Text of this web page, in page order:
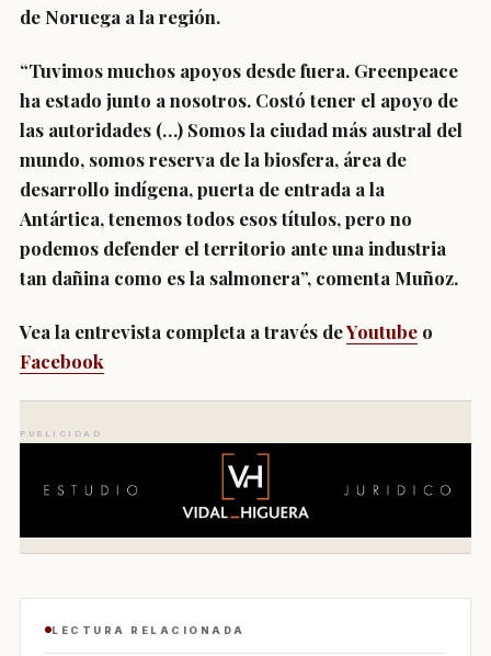
de Noruega a la región.
“Tuvimos muchos apoyos desde fuera. Greenpeace
ha estado junto a nosotros. Costó tener el apoyo de
las autoridades (…) Somos la ciudad más austral del
mundo, somos reserva de la biosfera, área de
desarrollo indígena, puerta de entrada a la
Antártica, tenemos todos esos títulos, pero no
podemos defender el territorio ante una industria
tan dañina como es la salmonera”, comenta Muñoz.
Vea la entrevista completa a través deYoutube o
Facebook
PUBLICIDAD
LECTURA RELACIONADA